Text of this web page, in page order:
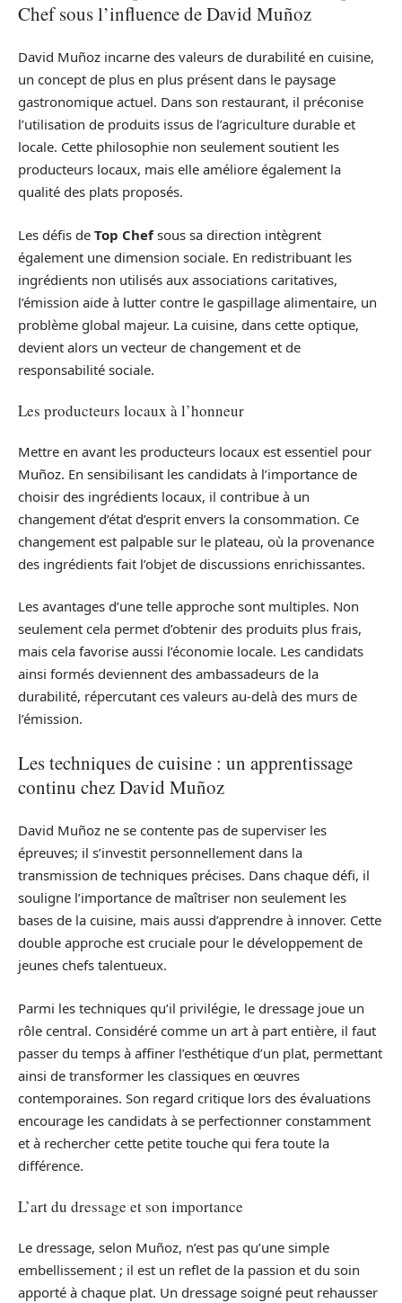
Chef sous l’influence de David Muñoz
David Muñoz incarne des valeurs de durabilité en cuisine,
un concept de plus en plus présent dans le paysage
gastronomique actuel. Dans son restaurant, il préconise
l’utilisation de produits issus de l’agriculture durable et
locale. Cette philosophie non seulement soutient les
producteurs locaux, mais elle améliore également la
qualité des plats proposés.
Les défis de Top Chefsous sa direction intègrent
également une dimension sociale. En redistribuant les
ingrédients non utilisés aux associations caritatives,
l’émission aide à lutter contre le gaspillage alimentaire, un
problème global majeur. La cuisine, dans cette optique,
devient alors un vecteur de changement et de
responsabilité sociale.
Les producteurs locaux à l’honneur
Mettre en avant les producteurs locaux est essentiel pour
Muñoz. En sensibilisant les candidats à l’importance de
choisir des ingrédients locaux, il contribue à un
changement d’état d’esprit envers la consommation. Ce
changement est palpable sur le plateau, où la provenance
des ingrédients fait l’objet de discussions enrichissantes.
Les avantages d’une telle approche sont multiples. Non
seulement cela permet d’obtenir des produits plus frais,
mais cela favorise aussi l’économie locale. Les candidats
ainsi formés deviennent des ambassadeurs de la
durabilité, répercutant ces valeurs au-delà des murs de
l’émission.
Les techniques de cuisine : un apprentissage
continu chez David Muñoz
David Muñoz ne se contente pas de superviser les
épreuves; il s’investit personnellement dans la
transmission de techniques précises. Dans chaque défi, il
souligne l’importance de maîtriser non seulement les
bases de la cuisine, mais aussi d’apprendre à innover. Cette
double approche est cruciale pour le développement de
jeunes chefs talentueux.
Parmi les techniques qu’il privilégie, le dressage joue un
rôle central. Considéré comme un art à part entière, il faut
passer du temps à affiner l’esthétique d’un plat, permettant
ainsi de transformer les classiques en œuvres
contemporaines. Son regard critique lors des évaluations
encourage les candidats à se perfectionner constamment
et à rechercher cette petite touche qui fera toute la
différence.
L’art du dressage et son importance
Le dressage, selon Muñoz, n’est pas qu’une simple
embellissement ; il est un reflet de la passion et du soin
apporté à chaque plat. Un dressage soigné peut rehausser